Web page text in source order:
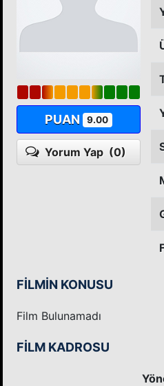
PUAN 9.00
Yorum Yap (0)
FİLMİN KONUSU
Film Bulunamadı
FİLM KADROSU